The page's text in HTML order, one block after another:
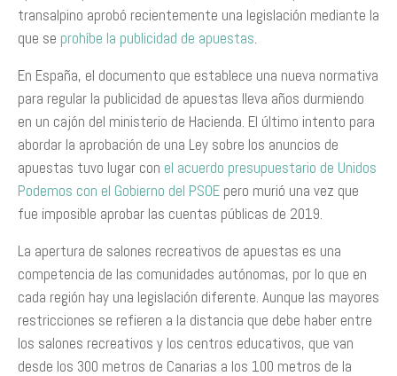
transalpino aprobó recientemente una legislación mediante la
que se prohíbe la publicidad de apuestas.
En España, el documento que establece una nueva normativa
para regular la publicidad de apuestas lleva años durmiendo
en un cajón del ministerio de Hacienda. El último intento para
abordar la aprobación de una Ley sobre los anuncios de
apuestas tuvo lugar con el acuerdo presupuestario de Unidos
Podemos con el Gobierno del PSOE pero murió una vez que
fue imposible aprobar las cuentas públicas de 2019.
La apertura de salones recreativos de apuestas es una
competencia de las comunidades autónomas, por lo que en
cada región hay una legislación diferente. Aunque las mayores
restricciones se refieren a la distancia que debe haber entre
los salones recreativos y los centros educativos, que van
desde los 300 metros de Canarias a los 100 metros de la